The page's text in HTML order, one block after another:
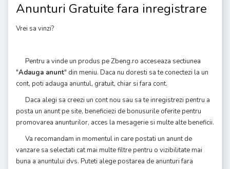
Anunturi Gratuite fara inregistrare
Vrei sa vinzi?
Pentru a vinde un produs pe Zbeng.ro acceseaza sectiunea
"Adauga anunt" din meniu. Daca nu doresti sa te conectezi la un
cont, poti adauga anuntul, gratuit, chiar si fara cont.
Daca alegi sa creezi un cont nou sau sa te inregistrezi pentru a
posta un anunt pe site, beneficiezi de bonusurile oferite pentru
promovarea anunturilor, acces la mesagerie si multe alte beneficii.
Va recomandam in momentul in care postati un anunt de
vanzare sa selectati cat mai multe filtre pentru o vizibilitate mai
buna a anuntului dvs. Puteti alege postarea de anunturi fara